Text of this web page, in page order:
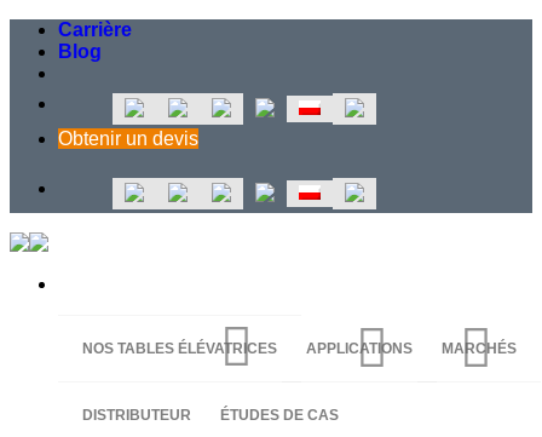
Passer
contenu
Carrière
Blog
Obtenir un devis
NOS TABLES ÉLÉVATRICES APPLICATIONS MARCHÉS
DISTRIBUTEUR ÉTUDES DE CAS